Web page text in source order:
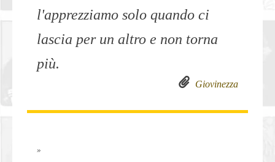
l'apprezziamo solo quando ci
lascia per un altro e non torna
più.
Giovinezza
»